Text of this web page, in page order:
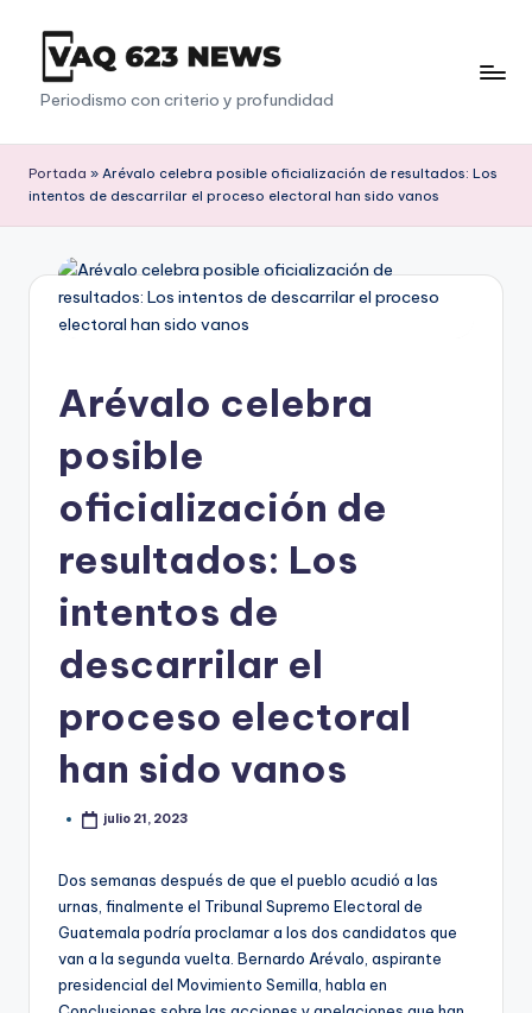
Saltar
contenido
V
a
q
6
3
Periodismo con criterio y profundidad
Portada » Arévalo celebra posible oficialización de resultados: Los
intentos de descarrilar el proceso electoral han sido vanos
Arévalo celebra
posible
oficialización de
resultados: Los
intentos de
descarrilar el
proceso electoral
han sido vanos
julio 21, 2023
Dos semanas después de que el pueblo acudió a las
urnas, finalmente el Tribunal Supremo Electoral de
Guatemala podría proclamar a los dos candidatos que
van a la segunda vuelta. Bernardo Arévalo, aspirante
presidencial del Movimiento Semilla, habla en